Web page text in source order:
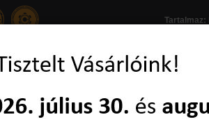
Tartalmaz:
bruttó 2280,-Ft utánvéttel, előre utalással: 1750,-Ft